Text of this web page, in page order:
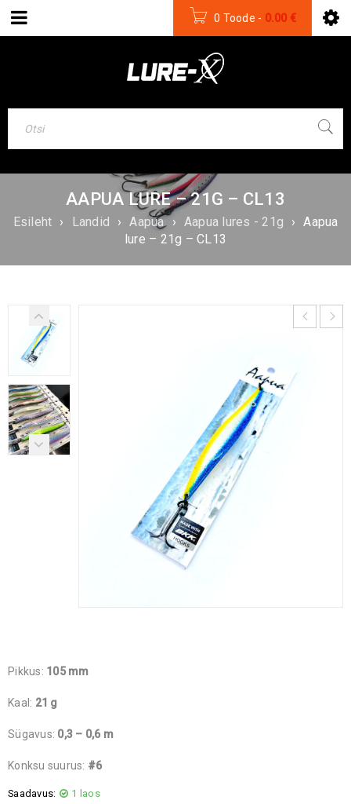
0 Toode - 0.00 €
AAPUA LURE – 21G – CL13
Esileht › Landid › Aapua › Aapua lures - 21g › Aapua
lure – 21g – CL13
Pikkus: 105 mm
Kaal: 21 g
Sügavus: 0,3 – 0,6 m
Konksu suurus: #6
Saadavus: 1 laos